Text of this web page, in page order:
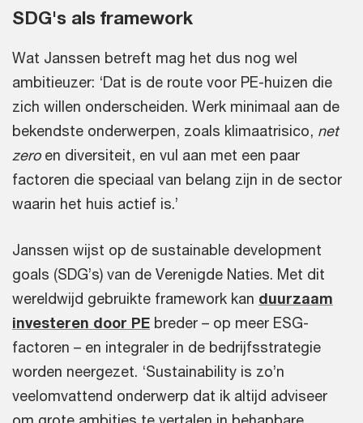
SDG's als framework
Wat Janssen betreft mag het dus nog wel
ambitieuzer: ‘Dat is de route voor PE-huizen die
zich willen onderscheiden. Werk minimaal aan de
bekendste onderwerpen, zoals klimaatrisico, net
zeroen diversiteit, en vul aan met een paar
factoren die speciaal van belang zijn in de sector
waarin het huis actief is.’
Janssen wijst op de sustainable development
goals (SDG’s) van de Verenigde Naties. Met dit
wereldwijd gebruikte framework kan duurzaam
investeren door PE breder – op meer ESG-
factoren – en integraler in de bedrijfsstrategie
worden neergezet. ‘Sustainability is zo’n
veelomvattend onderwerp dat ik altijd adviseer